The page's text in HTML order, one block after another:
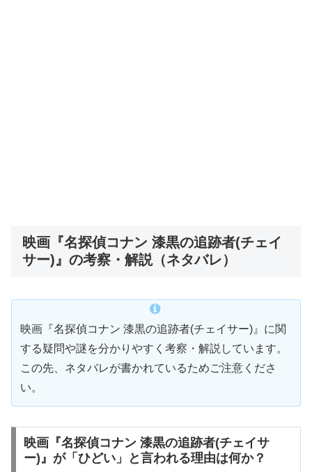
映画『名探偵コナン 漆黒の追跡者(チェイ
サー)』の考察・解説（ネタバレ）
映画『名探偵コナン 漆黒の追跡者(チェイサー)』に関
する疑問や謎を分かりやすく考察・解説しています。
この先、ネタバレが書かれているためご注意くださ
い。
映画『名探偵コナン 漆黒の追跡者(チェイサ
ー)』が「ひどい」と言われる理由は何か？